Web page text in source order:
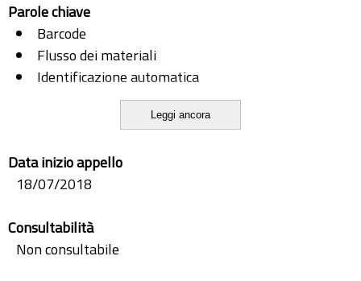
Parole chiave
Barcode
Flusso dei materiali
Identificazione automatica
Miglioramento continuo
Leggi ancora
Data inizio appello
18/07/2018
Consultabilità
Non consultabile